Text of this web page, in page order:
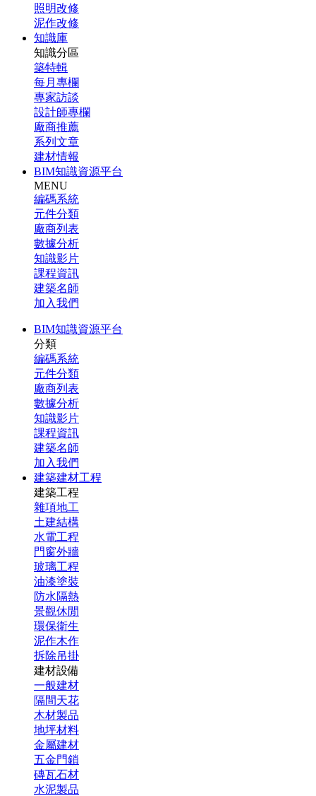
照明改修
泥作改修
知識庫
知識分區
築特輯
每月專欄
專家訪談
設計師專欄
廠商推薦
系列文章
建材情報
BIM知識資源平台
MENU
編碼系統
元件分類
廠商列表
數據分析
知識影片
課程資訊
建築名師
加入我們
BIM知識資源平台
分類
編碼系統
元件分類
廠商列表
數據分析
知識影片
課程資訊
建築名師
加入我們
建築建材工程
建築工程
雜項地工
土建結構
水電工程
門窗外牆
玻璃工程
油漆塗裝
防水隔熱
景觀休閒
環保衛生
泥作木作
拆除吊掛
建材設備
一般建材
隔間天花
木材製品
地坪材料
金屬建材
五金門鎖
磚瓦石材
水泥製品